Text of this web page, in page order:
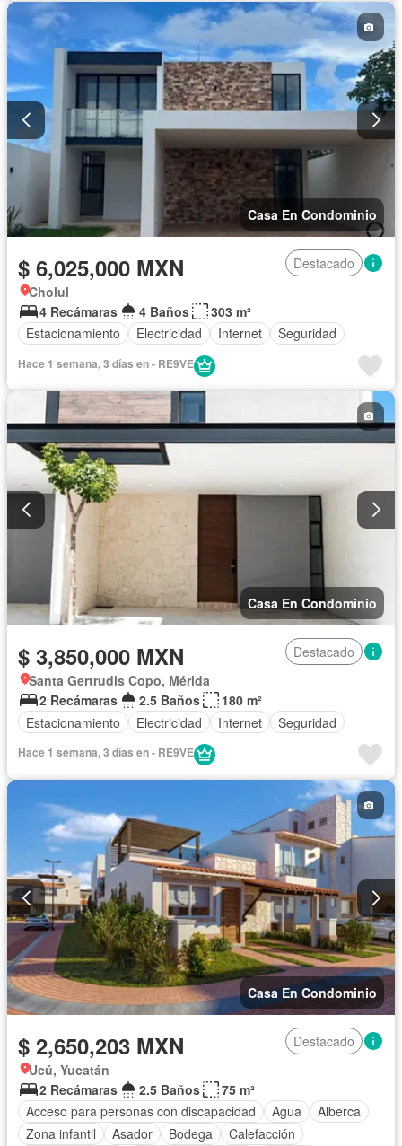
Casa En Condominio
$ 6,025,000 MXN
Destacado
Cholul
4 Recámaras
4 Baños
303 m²
Estacionamiento
Electricidad Internet Seguridad
Hace 1 semana, 3 días en - RE9VE
Casa En Condominio
$ 3,850,000 MXN
Destacado
Santa Gertrudis Copo, Mérida
2 Recámaras
2.5 Baños
180 m²
Estacionamiento
Electricidad Internet Seguridad
Hace 1 semana, 3 días en - RE9VE
Casa En Condominio
$ 2,650,203 MXN
Destacado
Ucú, Yucatán
2 Recámaras
2.5 Baños
75 m²
Acceso para personas con discapacidad
Agua
Alberca
Zona infantil
Asador Bodega
Calefacción